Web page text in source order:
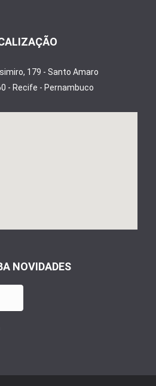
179 - Santo Amaro
- Recife - Pernambuco
NOVIDADES